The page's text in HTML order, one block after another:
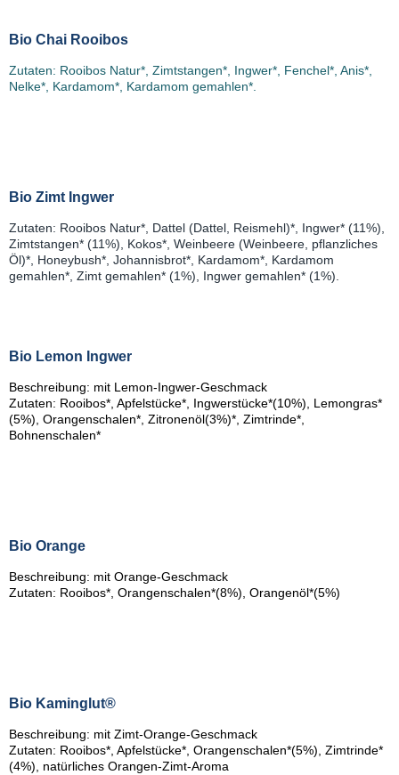
Bio Chai Rooibos
Zutaten: Rooibos Natur*, Zimtstangen*, Ingwer*, Fenchel*, Anis*,
Nelke*, Kardamom*, Kardamom gemahlen*.
Bio Zimt Ingwer
Zutaten: Rooibos Natur*, Dattel (Dattel, Reismehl)*, Ingwer* (11%),
Zimtstangen* (11%), Kokos*, Weinbeere (Weinbeere, pflanzliches
Öl)*, Honeybush*, Johannisbrot*, Kardamom*, Kardamom
gemahlen*, Zimt gemahlen* (1%), Ingwer gemahlen* (1%).
Bio Lemon Ingwer
Beschreibung: mit Lemon-Ingwer-Geschmack
Zutaten: Rooibos*, Apfelstücke*, Ingwerstücke*(10%), Lemongras*
(5%), Orangenschalen*, Zitronenöl(3%)*, Zimtrinde*,
Bohnenschalen*
Bio Orange
Beschreibung: mit Orange-Geschmack
Zutaten: Rooibos*, Orangenschalen*(8%), Orangenöl*(5%)
Bio Kaminglut®
Beschreibung: mit Zimt-Orange-Geschmack
Zutaten: Rooibos*, Apfelstücke*, Orangenschalen*(5%), Zimtrinde*
(4%), natürliches Orangen-Zimt-Aroma